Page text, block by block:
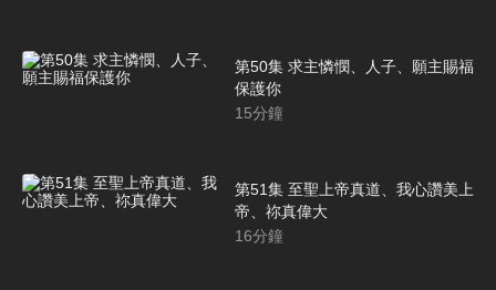
第50集 求主憐憫、人子、願主賜福
保護你
15分鐘
第51集 至聖上帝真道、我心讚美上
帝、祢真偉大
16分鐘